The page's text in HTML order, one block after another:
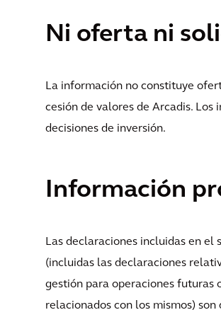
Ni oferta ni
La información no constituye
cesión de valores de Arcadis.
decisiones de inversión.
Información
Las declaraciones incluidas en el
(incluidas las declaraciones
gestión para operaciones futuras
relacionados con los mismos)